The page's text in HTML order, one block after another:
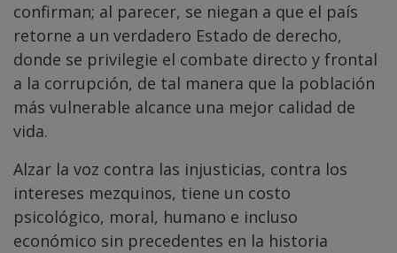
confirman; al parecer, se niegan a que el país
retorne a un verdadero Estado de derecho,
donde se privilegie el combate directo y frontal
a la corrupción, de tal manera que la población
más vulnerable alcance una mejor calidad de
vida.
Alzar la voz contra las injusticias, contra los
intereses mezquinos, tiene un costo
psicológico, moral, humano e incluso
económico sin precedentes en la historia